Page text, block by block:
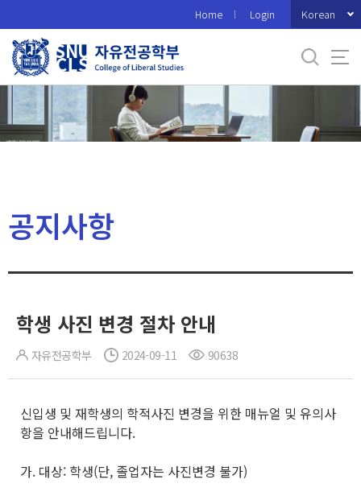
로
메
Home Login Korean
공지사항
학생 사진 변경 절차 안내
자유전공학부 2024-09-11 90638
신입생 및 재학생의 학적사진 변경을 위한 매뉴얼 및 유의사
항을 안내해드립니다.
가. 대상: 학생(단, 졸업자는 사진변경 불가)